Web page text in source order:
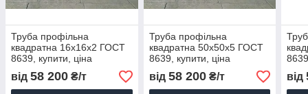
Труба профільна
квадратна 16х16х2 ГОСТ
8639, купити, ціна
від 58 200 ₴/т
Труба профільна
квадратна 50х50х5 ГОСТ
8639, купити, ціна
від 58 200₴/т від